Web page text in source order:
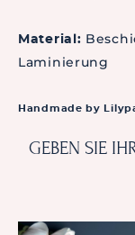
Material:
Laminierung
Handmade by
GEBEN SIE